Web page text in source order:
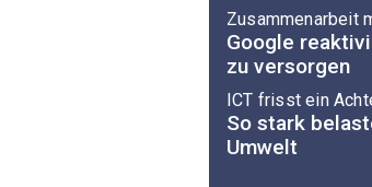
Zusammenarbeit
Google
zu versorgen
ICT frisst ein
So stark
Umwelt